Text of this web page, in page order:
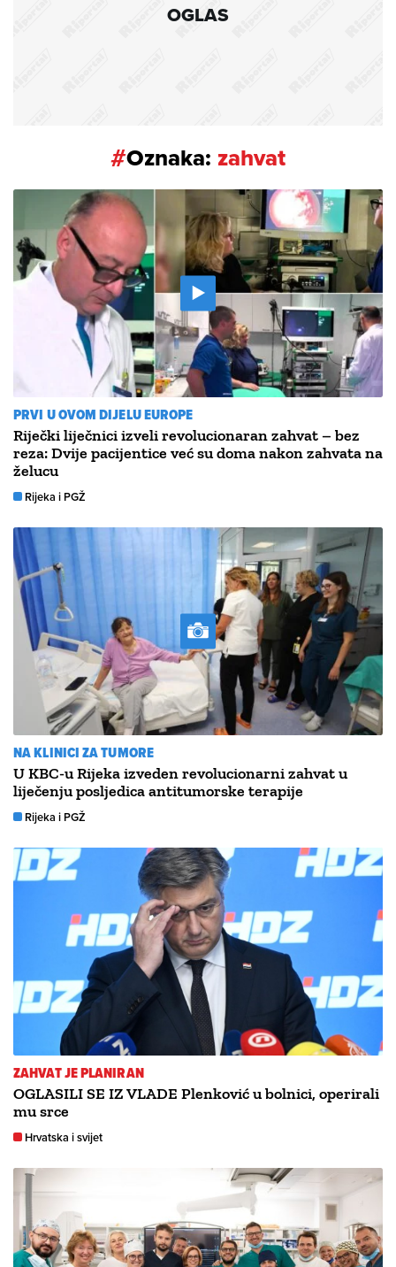
OGLAS
#Oznaka: zahvat
PRVI U OVOM DIJELU EUROPE
Riječki liječnici izveli revolucionaran zahvat – bez
reza: Dvije pacijentice već su doma nakon zahvata na
želucu
Rijeka i PGŽ
NA KLINICI ZA TUMORE
U KBC-u Rijeka izveden revolucionarni zahvat u
liječenju posljedica antitumorske terapije
Rijeka i PGŽ
ZAHVAT JE PLANIRAN
OGLASILI SE IZ VLADE Plenković u bolnici, operirali
mu srce
Hrvatska i svijet